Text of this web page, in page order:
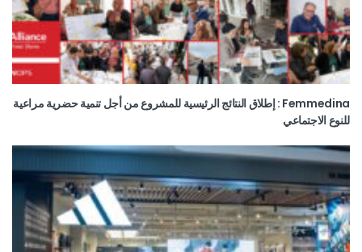
Femmedina : إطلاق النتائج الرئيسية للمشروع من أجل تنمية حضرية مراعية
للنوع الاجتماعي